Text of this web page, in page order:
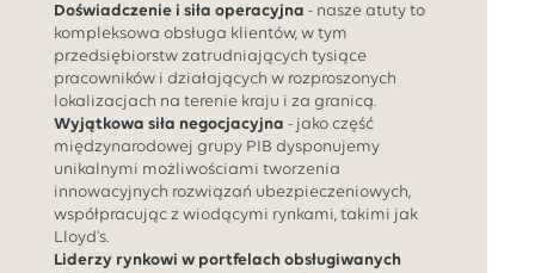
Doświadczenie i siła operacyjna - nasze atuty to
kompleksowa obsługa klientów, w tym
przedsiębiorstw zatrudniających tysiące
pracowników i działających w rozproszonych
lokalizacjach na terenie kraju i za granicą.
Wyjątkowa siła negocjacyjna - jako część
międzynarodowej grupy PIB dysponujemy
unikalnymi możliwościami tworzenia
innowacyjnych rozwiązań ubezpieczeniowych,
współpracując z wiodącymi rynkami, takimi jak
Lloyd's.
Liderzy rynkowi w portfelach obsługiwanych